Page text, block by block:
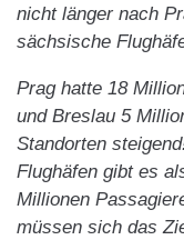
nicht länger nach
sächsische
Prag hatte 18
und Breslau 5
Standorten
Flughäfen gibt es
Millionen
müssen sich das